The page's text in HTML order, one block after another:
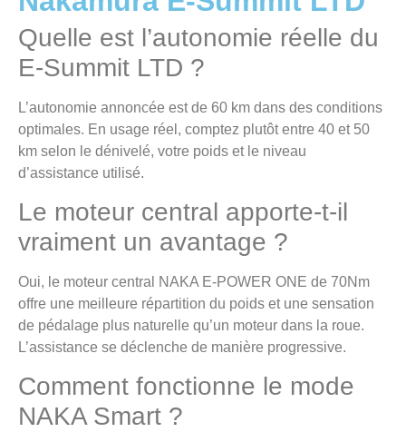
Quelle est l’autonomie réelle du
E-Summit LTD ?
L’autonomie annoncée est de 60 km dans des conditions
optimales. En usage réel, comptez plutôt entre 40 et 50
km selon le dénivelé, votre poids et le niveau
d’assistance utilisé.
Le moteur central apporte-t-il
vraiment un avantage ?
Oui, le moteur central NAKA E-POWER ONE de 70Nm
offre une meilleure répartition du poids et une sensation
de pédalage plus naturelle qu’un moteur dans la roue.
L’assistance se déclenche de manière progressive.
Comment fonctionne le mode
NAKA Smart ?